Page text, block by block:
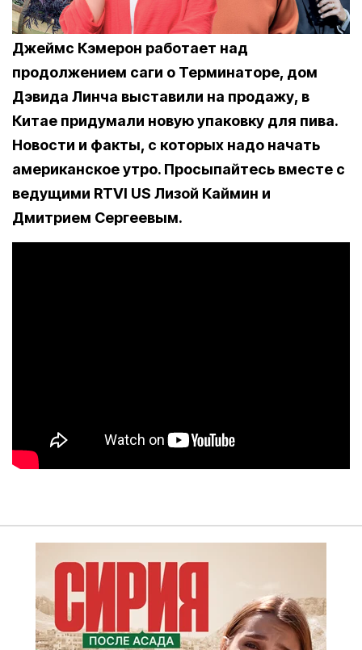
Джеймс Кэмерон работает над
продолжением саги о Терминаторе, дом
Дэвида Линча выставили на продажу, в
Китае придумали новую упаковку для пива.
Новости и факты, с которых надо начать
американское утро. Просыпайтесь вместе с
ведущими RTVI US Лизой Каймин и
Дмитрием Сергеевым.